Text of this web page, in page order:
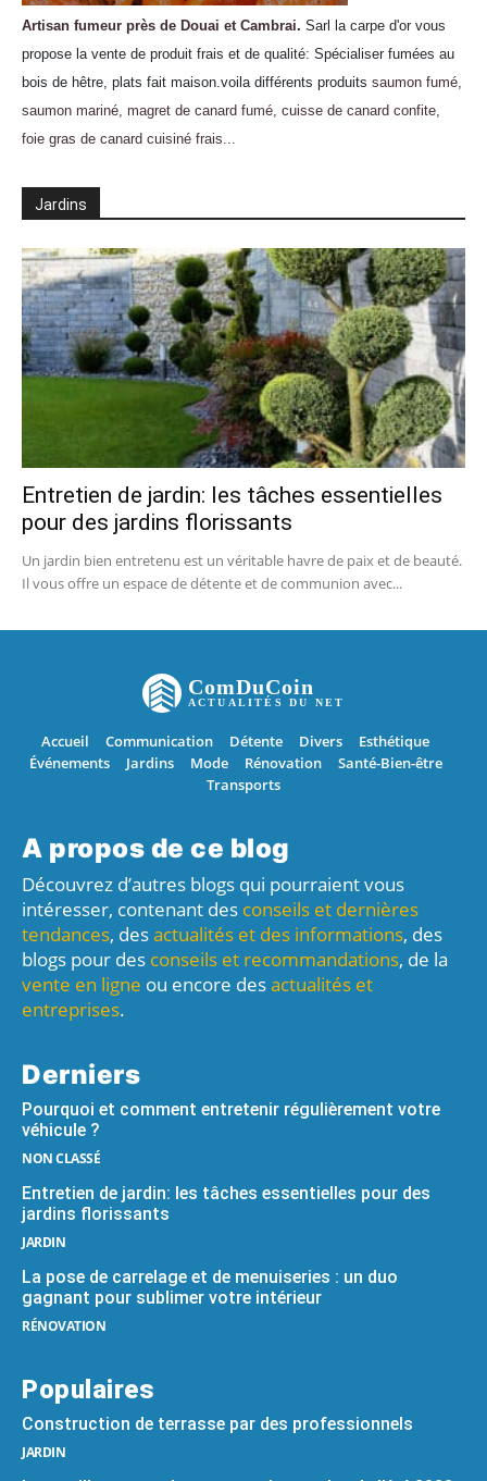
Artisan fumeur près de Douai et Cambrai. Sarl la carpe d'or vous
propose la vente de produit frais et de qualité: Spécialiser fumées au
bois de hêtre, plats fait maison.voila différents produits saumon fumé,
saumon mariné, magret de canard fumé, cuisse de canard confite,
foie gras de canard cuisiné frais...
Jardins
Entretien de jardin: les tâches essentielles
pour des jardins florissants
Un jardin bien entretenu est un véritable havre de paix et de beauté.
Il vous offre un espace de détente et de communion avec...
ComDuCoin
ACTUALITÉS DU NET
Accueil Communication Détente Divers
Esthétique
Événements
Jardins Mode Rénovation
Santé-Bien-être
Transports
A propos de ce blog
Découvrez d’autres blogs qui pourraient vous
intéresser, contenant des conseils et dernières
tendances, desactualités et des informations, des
blogs pour des conseils et recommandations, de la
vente en ligne ou encore desactualités et
entreprises.
Derniers
Pourquoi et comment entretenir régulièrement votre
véhicule ?
NON CLASSÉ
Entretien de jardin: les tâches essentielles pour des
jardins florissants
JARDIN
La pose de carrelage et de menuiseries : un duo
gagnant pour sublimer votre intérieur
RÉNOVATION
Populaires
Construction de terrasse par des professionnels
JARDIN